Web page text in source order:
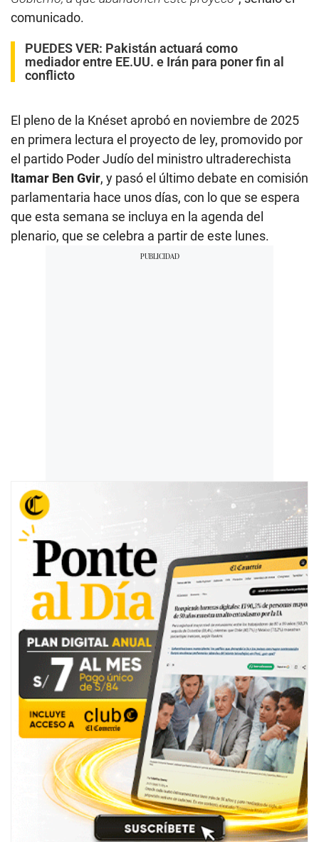
comunicado.
PUEDES VER: Pakistán actuará como
mediador entre EE.UU. e Irán para poner fin al
conflicto
El pleno de la Knéset aprobó en noviembre de 2025
en primera lectura el proyecto de ley, promovido por
el partido Poder Judío del ministro ultraderechista
Itamar Ben Gvir, y pasó el último debate en comisión
parlamentaria hace unos días, con lo que se espera
que esta semana se incluya en la agenda del
plenario, que se celebra a partir de este lunes.